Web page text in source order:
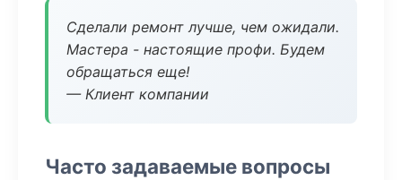
Сделали ремонт лучше, чем ожидали.
Мастера - настоящие профи. Будем
обращаться еще!
— Клиент компании
Часто задаваемые вопросы